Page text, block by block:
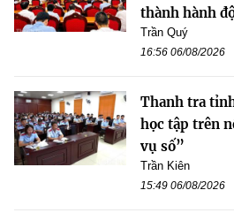
thành hành
Trần Quý
16:56 06/08/2026
Thanh tra
học tập trên
vụ số”
Trần Kiên
15:49 06/08/2026